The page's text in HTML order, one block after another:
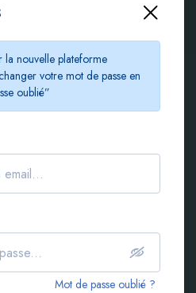
la nouvelle plateforme
votre mot de passe en
oublié”
Mot de passe oublié ?
à partir de